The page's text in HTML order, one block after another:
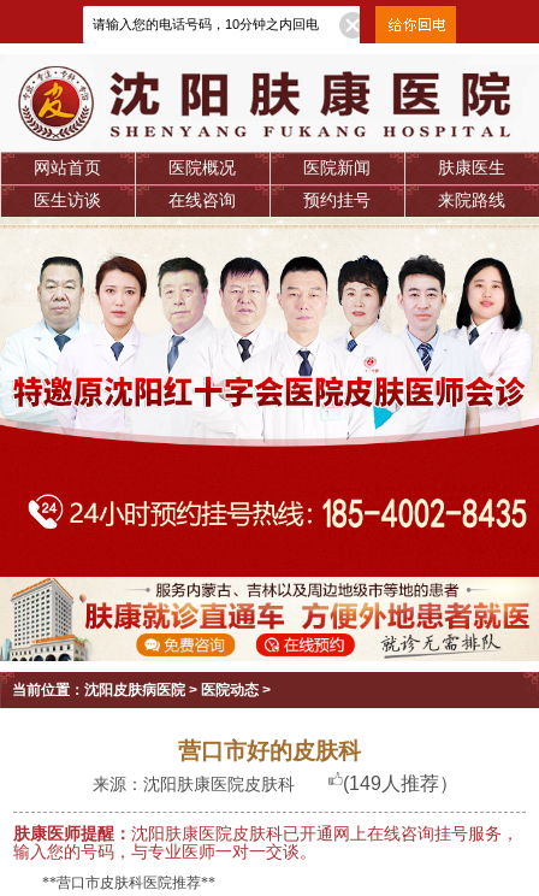
网站首页 医院概况 医院新闻
肤康医生
医生访谈
在线咨询 预约挂号 来院路线
当前位置： 沈阳皮肤病医院> 医院动态>
营口市好的皮肤科
来源：沈阳肤康医院皮肤科 (149人推荐）
肤康医师提醒：沈阳肤康医院皮肤科已开通网上在线咨询挂号服务，
输入您的号码，与专业医师一对一交谈。
**营口市皮肤科医院推荐**